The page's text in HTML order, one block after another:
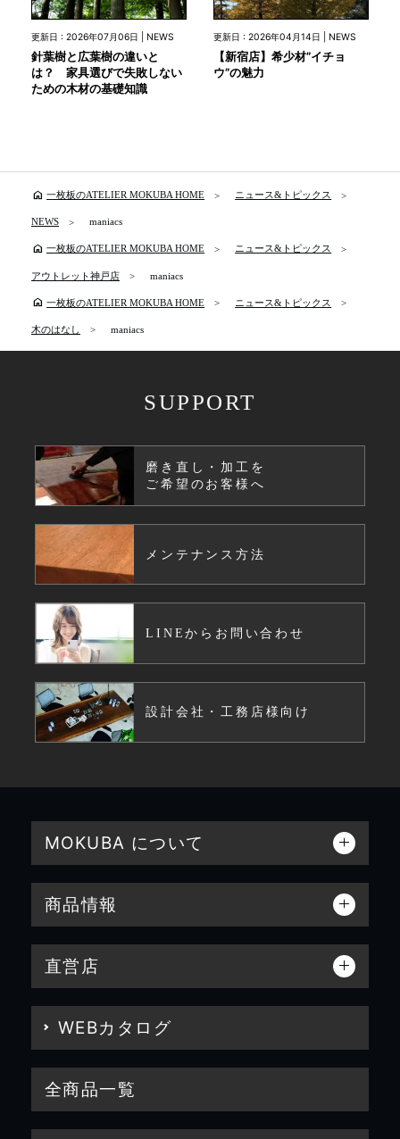
更新日 : 2026年07月06日 | NEWS
針葉樹と広葉樹の違いと
は？ 家具選びで失敗しない
ための木材の基礎知識
更新日 : 2026年04月14日 | NEWS
【新宿店】希少材”イチョ
ウ”の魅力
home 一枚板のATELIER MOKUBA HOME ニュース&トピックス
NEWS maniacs
home 一枚板のATELIER MOKUBA HOME ニュース&トピックス
アウトレット神戸店 maniacs
home 一枚板のATELIER MOKUBA HOME ニュース&トピックス
木のはなし maniacs
SUPPORT
磨き直し・加工を
ご希望のお客様へ
メンテナンス方法
LINEからお問い合わせ
設計会社・工務店様向け
MOKUBA について
商品情報
直営店
WEBカタログ
全商品一覧